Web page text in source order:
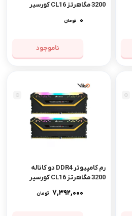
3200 مگاهرتز CL16 کورسیر
0 تومان
ناموجود
رم کامپیوتر DDR4 دو کاناله
3200 مگاهرتز CL16 کورسیر
TUF Gaming ظرفیت 32
7,392,000 تومان